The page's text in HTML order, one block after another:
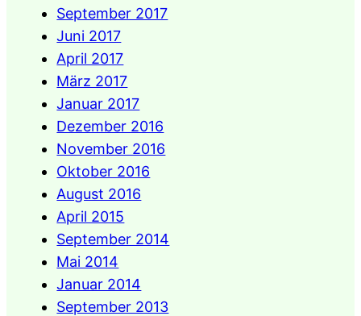
September 2017
Juni 2017
April 2017
März 2017
Januar 2017
Dezember 2016
November 2016
Oktober 2016
August 2016
April 2015
September 2014
Mai 2014
Januar 2014
September 2013